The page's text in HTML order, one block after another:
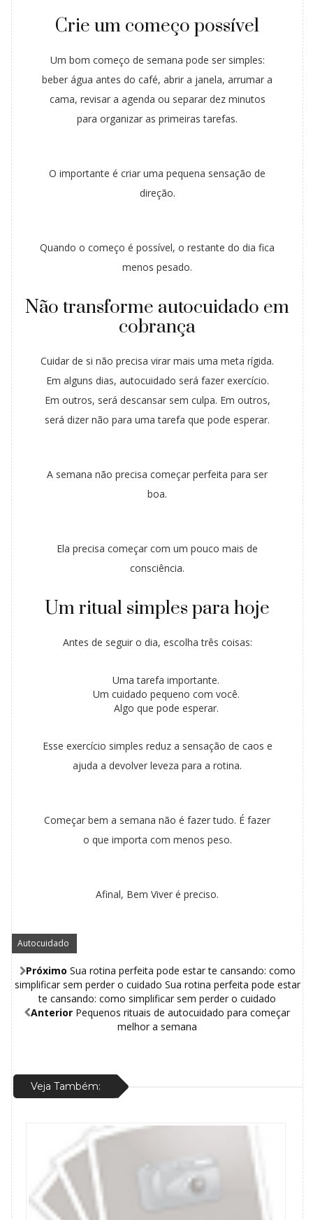
Autocuidado
Crie um começo possível
Um bom começo de semana pode ser simples:
beber água antes do café, abrir a janela, arrumar a
cama, revisar a agenda ou separar dez minutos
para organizar as primeiras tarefas.
O importante é criar uma pequena sensação de
direção.
Quando o começo é possível, o restante do dia fica
menos pesado.
Não transforme autocuidado em
cobrança
Cuidar de si não precisa virar mais uma meta rígida.
Em alguns dias, autocuidado será fazer exercício.
Em outros, será descansar sem culpa. Em outros,
será dizer não para uma tarefa que pode esperar.
A semana não precisa começar perfeita para ser
boa.
Ela precisa começar com um pouco mais de
consciência.
Um ritual simples para hoje
Antes de seguir o dia, escolha três coisas:
Uma tarefa importante.
Um cuidado pequeno com você.
Algo que pode esperar.
Esse exercício simples reduz a sensação de caos e
ajuda a devolver leveza para a rotina.
Começar bem a semana não é fazer tudo. É fazer
o que importa com menos peso.
Afinal, Bem Viver é preciso.
Próximo Sua rotina perfeita pode estar te cansando: como
simplificar sem perder o cuidado Sua rotina perfeita pode estar
te cansando: como simplificar sem perder o cuidado
Anterior Pequenos rituais de autocuidado para começar
melhor a semana
Veja Também: